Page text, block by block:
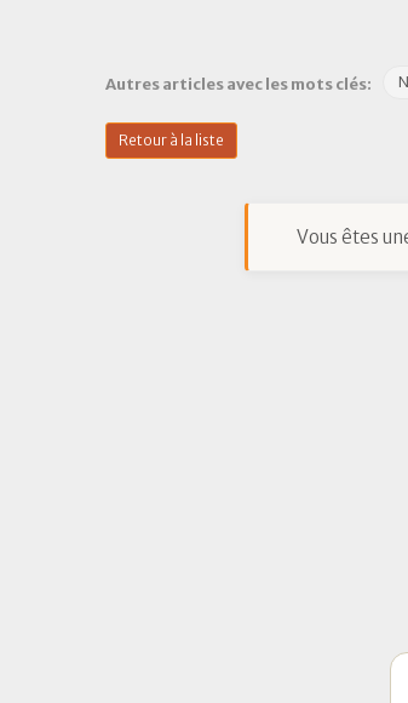
Autres articles avec les mots clés:
Retour à la liste
Vous êtes